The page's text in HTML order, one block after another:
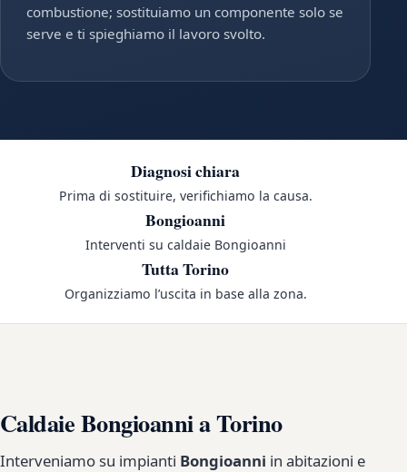
combustione; sostituiamo un componente solo se
serve e ti spieghiamo il lavoro svolto.
Diagnosi chiara
Prima di sostituire, verifichiamo la causa.
Bongioanni
Interventi su caldaie Bongioanni
Tutta Torino
Organizziamo l’uscita in base alla zona.
Caldaie Bongioanni a Torino
Interveniamo su impianti Bongioanni in abitazioni e